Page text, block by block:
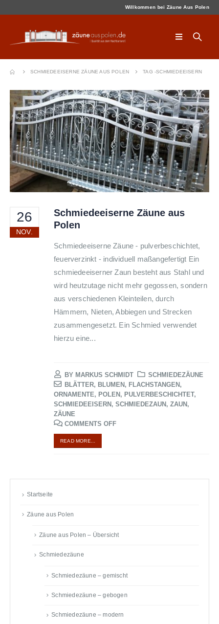
Willkommen bei Zäune Aus Polen
SCHMIEDEEISERNE ZÄUNE AUS POLEN TAG -SCHMIEDEEISERN
26
NOV.
Schmiedeeiserne Zäune aus
Polen
Schmiedeeiserne Zäune - pulverbeschichtet,
feuerverzinkt - individuell maßangefertigt Ein
schmiedeeiserner Zaun besteht aus Stahl und
wird heutzutage nicht mehr gegossen, sondern
aus verschiedenen Kleinteilen, durch
Hämmern, Nieten, Abbiegen und Strecken
zusammengesetzt. Ein Schmied verwendet
hierzu eine...
BY MARKUS SCHMIDT
SCHMIEDEZÄUNE
BLÄTTER, BLUMEN , FLACHSTANGEN ,
ORNAMENTE, POLEN , PULVERBESCHICHTET,
SCHMIEDEEISERN , SCHMIEDEZAUN , ZAUN ,
ZÄUNE
COMMENTS OFF
READ MORE...
Startseite
Zäune aus Polen
Zäune aus Polen – Übersicht
Schmiedezäune
Schmiedezäune – gemischt
Schmiedezäune – gebogen
Schmiedezäune – modern